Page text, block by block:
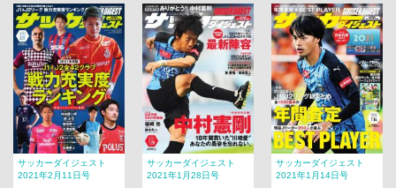
サッカーダイジェスト
2021年2月11日号
サッカーダイジェスト
2021年1月28日号
サッカーダイジェスト
2021年1月14日号